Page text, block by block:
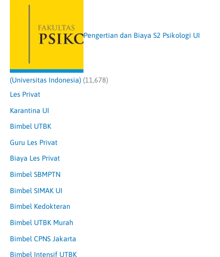
Pengertian dan Biaya S2 Psikologi UI
(Universitas Indonesia) (11,678)
Les Privat
Karantina UI
Bimbel UTBK
Guru Les Privat
Biaya Les Privat
Bimbel SBMPTN
Bimbel SIMAK UI
Bimbel Kedokteran
Bimbel UTBK Murah
Bimbel CPNS Jakarta
Bimbel Intensif UTBK